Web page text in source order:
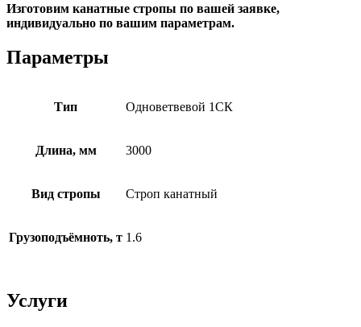
Изготовим канатные стропы по вашей заявке,
индивидуально по вашим параметрам.
Параметры
Тип Одноветвевой 1СК
Длина, мм 3000
Вид стропы Строп канатный
Грузоподъёмноть, т 1.6
Услуги